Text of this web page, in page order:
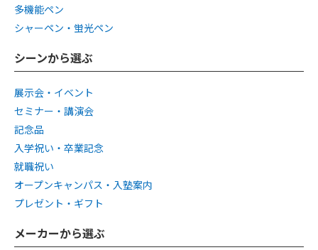
多機能ペン
シャーペン・蛍光ペン
シーンから選ぶ
展示会・イベント
セミナー・講演会
記念品
入学祝い・卒業記念
就職祝い
オープンキャンパス・入塾案内
プレゼント・ギフト
メーカーから選ぶ